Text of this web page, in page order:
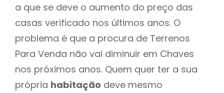
a que se deve o aumento do preço das
casas verificado nos últimos anos. O
problema é que a procura de Terrenos
Para Venda não vai diminuir em Chaves
nos próximos anos. Quem quer ter a sua
própria habitação deve mesmo